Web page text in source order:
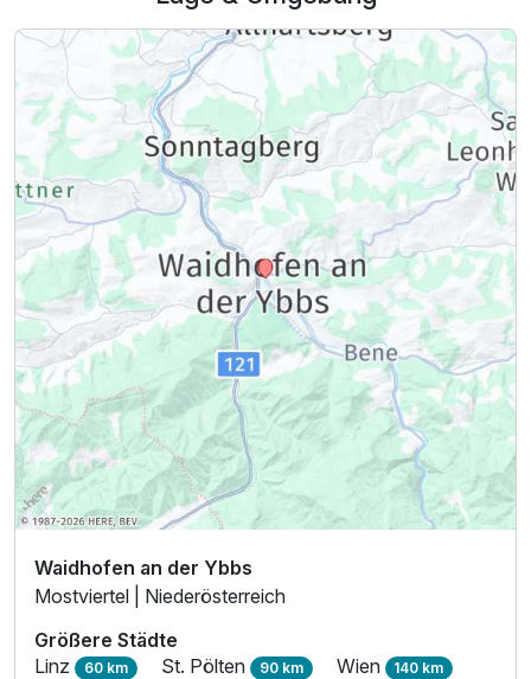
Waidhofen an der Ybbs
Mostviertel | Niederösterreich
Größere Städte
Linz 60 km St. Pölten 90 km Wien 140 km